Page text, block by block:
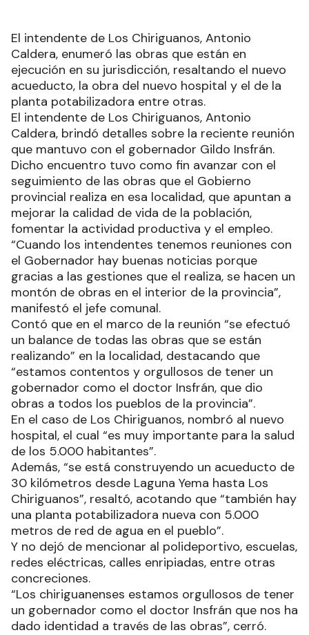
El intendente de Los Chiriguanos, Antonio
Caldera, enumeró las obras que están en
ejecución en su jurisdicción, resaltando el nuevo
acueducto, la obra del nuevo hospital y el de la
planta potabilizadora entre otras.
El intendente de Los Chiriguanos, Antonio
Caldera, brindó detalles sobre la reciente reunión
que mantuvo con el gobernador Gildo Insfrán.
Dicho encuentro tuvo como fin avanzar con el
seguimiento de las obras que el Gobierno
provincial realiza en esa localidad, que apuntan a
mejorar la calidad de vida de la población,
fomentar la actividad productiva y el empleo.
“Cuando los intendentes tenemos reuniones con
el Gobernador hay buenas noticias porque
gracias a las gestiones que el realiza, se hacen un
montón de obras en el interior de la provincia”,
manifestó el jefe comunal.
Contó que en el marco de la reunión “se efectuó
un balance de todas las obras que se están
realizando” en la localidad, destacando que
“estamos contentos y orgullosos de tener un
gobernador como el doctor Insfrán, que dio
obras a todos los pueblos de la provincia”.
En el caso de Los Chiriguanos, nombró al nuevo
hospital, el cual “es muy importante para la salud
de los 5.000 habitantes”.
Además, “se está construyendo un acueducto de
30 kilómetros desde Laguna Yema hasta Los
Chiriguanos”, resaltó, acotando que “también hay
una planta potabilizadora nueva con 5.000
metros de red de agua en el pueblo”.
Y no dejó de mencionar al polideportivo, escuelas,
redes eléctricas, calles enripiadas, entre otras
concreciones.
“Los chiriguanenses estamos orgullosos de tener
un gobernador como el doctor Insfrán que nos ha
dado identidad a través de las obras”, cerró.